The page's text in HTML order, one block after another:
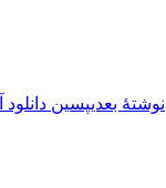
نوشته‌ٔ بعدیپسین